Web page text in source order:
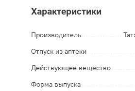
Характеристики
Производитель
Отпуск из аптеки
Действующее вещество
Форма выпуска